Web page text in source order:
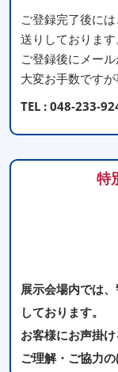
ご登録完了後に
送りしております
ご登録後にメール
大変お手数ですが
TEL : 048-233-
特
展示会場内では
しております。
お客様にお声掛
ご理解・ご協力の